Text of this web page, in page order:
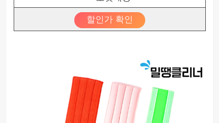
할인가 확인